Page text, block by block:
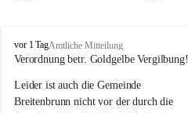
B
r
i
t
vor 1 TagAmtliche Mitteilung
Verordnung betr. Goldgelbe Vergilbung!
Leider ist auch die Gemeinde
Breitenbrunn nicht vor der durch die